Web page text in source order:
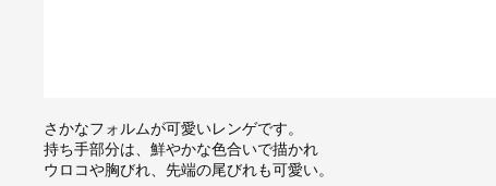
さかなフォルムが可愛いレンゲです。
持ち手部分は、鮮やかな色合いで描かれ
ウロコや胸びれ、先端の尾びれも可愛い。